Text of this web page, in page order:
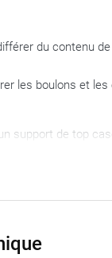
du contenu
les boulons et
support de top
d’origine et
serrez les boulons
de pouvoir